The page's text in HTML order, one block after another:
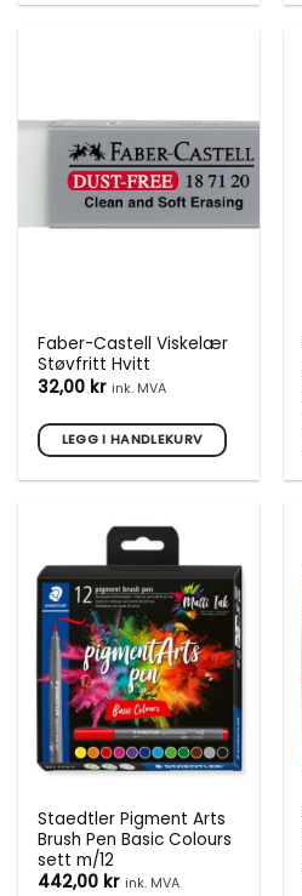
Faber-Castell Viskelær
Støvfritt Hvitt
32,00 kr ink. MVA
LEGG I HANDLEKURV
Staedtler Pigment Arts
Brush Pen Basic Colours
sett m/12
442,00 kr ink. MVA